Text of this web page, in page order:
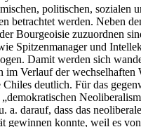
politischen, sozialen
betrachtet werden. Neben
Bourgeoisie zuzuordnen
Spitzenmanager und
Damit werden sich
Verlauf der wechselhaften
deutlich. Für das
a. darauf, dass das
gewinnen konnte, weil es